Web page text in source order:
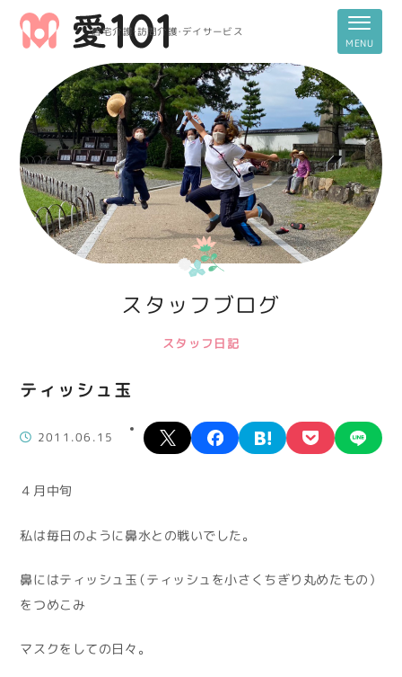
居宅介護・訪問介護・デイサービス
スタッフブログ
スタッフ日記
ティッシュ玉
2011.06.15
X facebookhatena pocket
４月中旬
私は毎日のように鼻水との戦いでした。
鼻にはティッシュ玉（ティッシュを小さくちぎり丸めたもの）
をつめこみ
マスクをしての日々。